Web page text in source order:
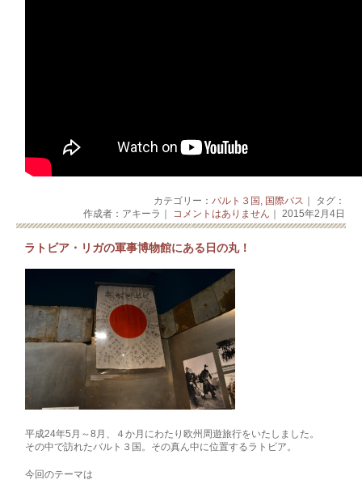
カテゴリー： バルト３国 国際バス ｜ タグ：
作成者：アキーラ｜
コメントはありません ｜ 2015年2月4日
ラトビア・リガの軍事博物館にある日の丸！
平成24年5月～8月、４か月にわたり欧州周遊旅行をいたしました。
その中で訪れたバルト３国。その真ん中に位置するラトビア。
今回のテーマは